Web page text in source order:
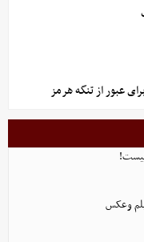
عبور از تنگه هرمز
وعکس